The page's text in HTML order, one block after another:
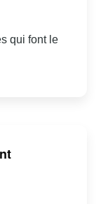
qui font le